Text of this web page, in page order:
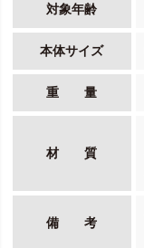
対象年齢
本体サイズ
重 量
材 質
備 考